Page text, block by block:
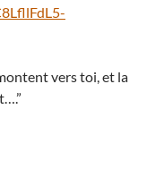
vers toi, et la